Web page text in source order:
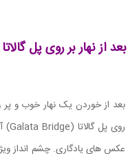
بعد از نهار بر روی پل
بعد از خوردن یک نهار خوب و پر
روی پل گالاتا (Galata Bridge)
عکس های یادگاری. چشم انداز